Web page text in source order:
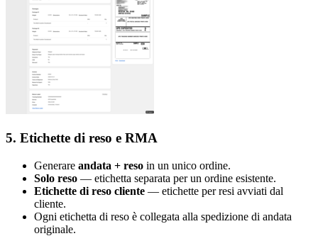
5. Etichette di reso e RMA
Generare andata + reso in un unico ordine.
Solo reso — etichetta separata per un ordine esistente.
Etichette di reso cliente — etichette per resi avviati dal
cliente.
Ogni etichetta di reso è collegata alla spedizione di andata
originale.